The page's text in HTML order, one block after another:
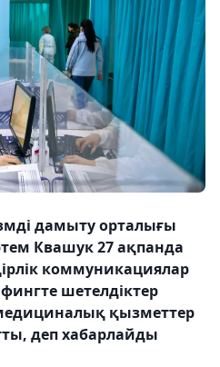
дамыту орталығы
Квашук 27 ақпанда
коммуникациялар
шетелдіктер
қызметтер
деп хабарлайды